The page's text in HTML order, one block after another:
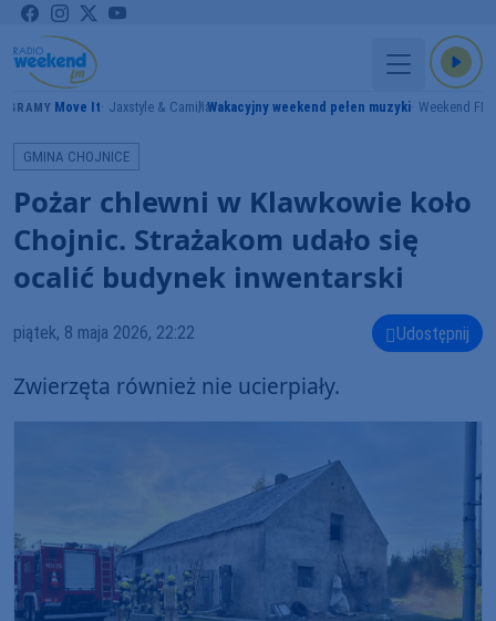
GRAMY Move It Jaxstyle & CamiliaWakacyjny weekend pełen muzyki Weekend FM
GMINA CHOJNICE
Pożar chlewni w Klawkowie koło
Chojnic. Strażakom udało się
ocalić budynek inwentarski
piątek, 8 maja 2026, 22:22 Udostępnij
Zwierzęta również nie ucierpiały.